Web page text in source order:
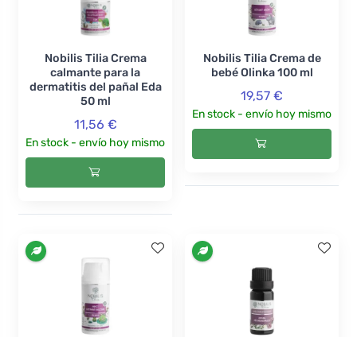
Nobilis Tilia Crema
calmante para la
dermatitis del pañal Eda
50 ml
11,56 €
En stock - envío hoy mismo
Nobilis Tilia Crema de
bebé Olinka 100 ml
19,57 €
En stock - envío hoy mismo